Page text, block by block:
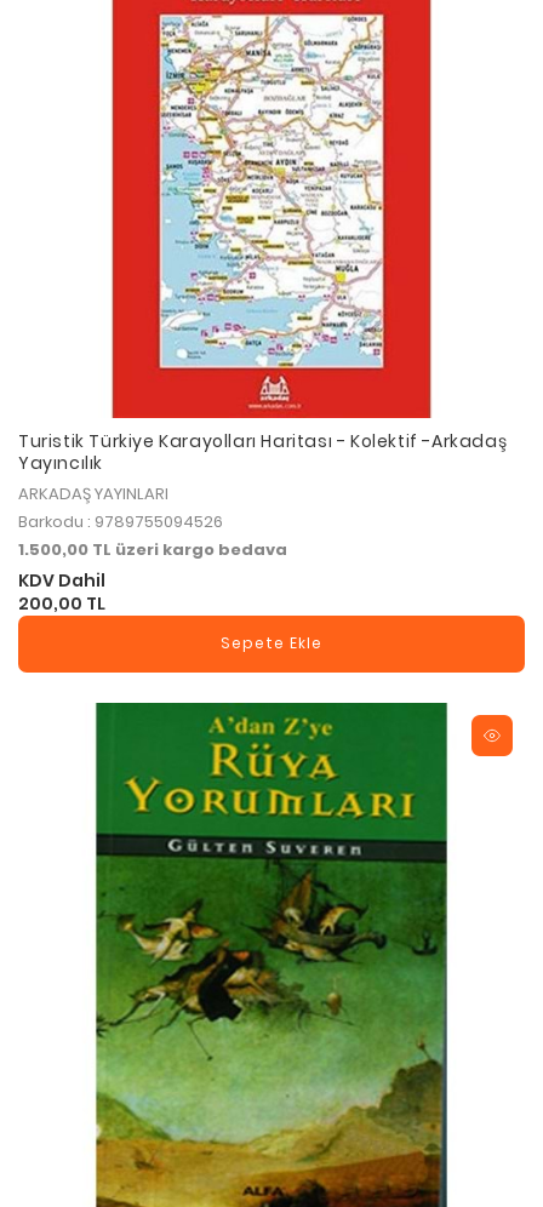
Turistik Türkiye Karayolları Haritası - Kolektif -Arkadaş
Yayıncılık
ARKADAŞ YAYINLARI
Barkodu : 9789755094526
1.500,00 TL üzeri kargo bedava
KDV Dahil
200,00 TL
Sepete Ekle